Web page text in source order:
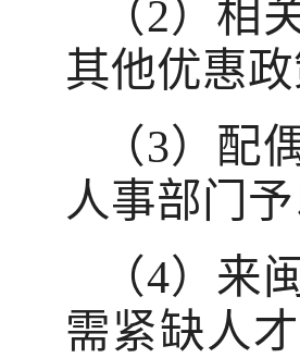
（2）相
其他优惠
（3）配
人事部门
（4）来
需紧缺人